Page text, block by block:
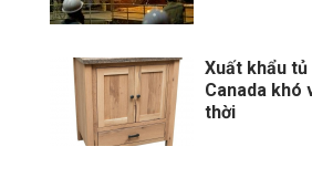
Xuất khẩu
Canada khó
thời